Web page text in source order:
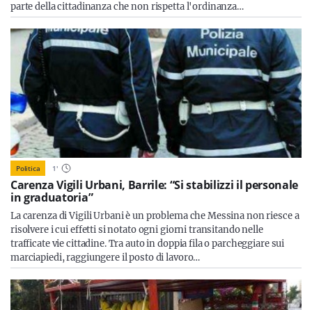
parte della cittadinanza che non rispetta l'ordinanza…
Politica 1'
Carenza Vigili Urbani, Barrile: “Si stabilizzi il personale
in graduatoria”
La carenza di Vigili Urbani è un problema che Messina non riesce a
risolvere i cui effetti si notato ogni giorni transitando nelle
trafficate vie cittadine. Tra auto in doppia fila o parcheggiare sui
marciapiedi, raggiungere il posto di lavoro…